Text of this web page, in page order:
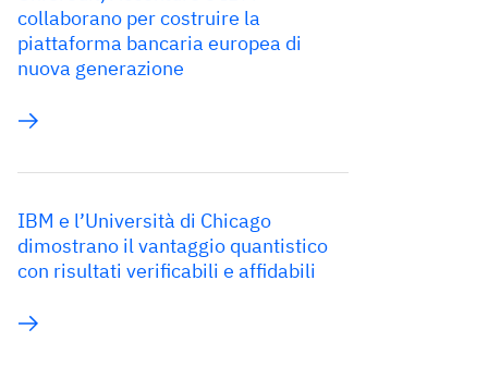
collaborano per costruire la
piattaforma bancaria europea di
nuova generazione
IBM e l’Università di Chicago
dimostrano il vantaggio quantistico
con risultati verificabili e affidabili